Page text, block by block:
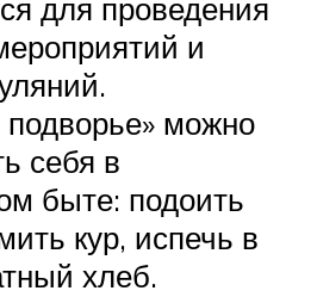
для проведения
и
подворье» можно
себя в
быте: подоить
кур, испечь в
хлеб.